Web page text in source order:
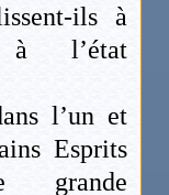
ils à
l’état
l’un et
Esprits
grande